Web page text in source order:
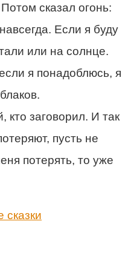
сказал огонь:
Если я буду
или на солнце.
я понадоблюсь, я
кто заговорил. И так
пусть не
потерять, то уже
сказки